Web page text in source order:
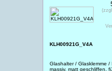
KLH00921G_V4A
Glashalter / Glasklemme /
massiv, matt geschliffen,